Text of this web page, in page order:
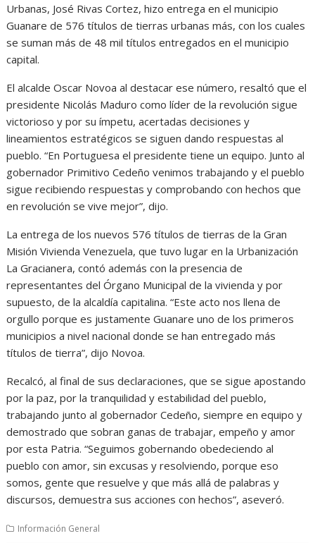
Urbanas, José Rivas Cortez, hizo entrega en el municipio
Guanare de 576 títulos de tierras urbanas más, con los cuales
se suman más de 48 mil títulos entregados en el municipio
capital.
El alcalde Oscar Novoa al destacar ese número, resaltó que el
presidente Nicolás Maduro como líder de la revolución sigue
victorioso y por su ímpetu, acertadas decisiones y
lineamientos estratégicos se siguen dando respuestas al
pueblo. “En Portuguesa el presidente tiene un equipo. Junto al
gobernador Primitivo Cedeño venimos trabajando y el pueblo
sigue recibiendo respuestas y comprobando con hechos que
en revolución se vive mejor”, dijo.
La entrega de los nuevos 576 títulos de tierras de la Gran
Misión Vivienda Venezuela, que tuvo lugar en la Urbanización
La Gracianera, contó además con la presencia de
representantes del Órgano Municipal de la vivienda y por
supuesto, de la alcaldía capitalina. “Este acto nos llena de
orgullo porque es justamente Guanare uno de los primeros
municipios a nivel nacional donde se han entregado más
títulos de tierra”, dijo Novoa.
Recalcó, al final de sus declaraciones, que se sigue apostando
por la paz, por la tranquilidad y estabilidad del pueblo,
trabajando junto al gobernador Cedeño, siempre en equipo y
demostrado que sobran ganas de trabajar, empeño y amor
por esta Patria. “Seguimos gobernando obedeciendo al
pueblo con amor, sin excusas y resolviendo, porque eso
somos, gente que resuelve y que más allá de palabras y
discursos, demuestra sus acciones con hechos”, aseveró.
Información General